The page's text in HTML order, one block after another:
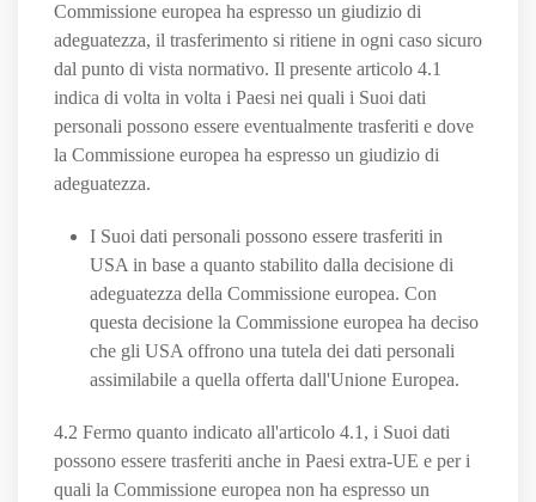
Commissione europea ha espresso un giudizio di
adeguatezza, il trasferimento si ritiene in ogni caso sicuro
dal punto di vista normativo. Il presente articolo 4.1
indica di volta in volta i Paesi nei quali i Suoi dati
personali possono essere eventualmente trasferiti e dove
la Commissione europea ha espresso un giudizio di
adeguatezza.
I Suoi dati personali possono essere trasferiti in
USA in base a quanto stabilito dalla decisione di
adeguatezza della Commissione europea. Con
questa decisione la Commissione europea ha deciso
che gli USA offrono una tutela dei dati personali
assimilabile a quella offerta dall'Unione Europea.
4.2 Fermo quanto indicato all'articolo 4.1, i Suoi dati
possono essere trasferiti anche in Paesi extra-UE e per i
quali la Commissione europea non ha espresso un